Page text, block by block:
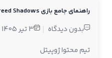
راهنمای جامع بازی Assassin’s Creed Shadows
بدون دیدگاه
3 تیر 1405
تیم محتوا ژوپیتل